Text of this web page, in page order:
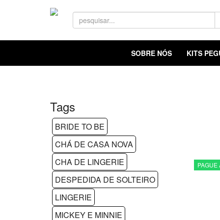
SOBRE NÓS KITS
Tags
BRIDE TO BE
CHÁ DE CASA NOVA
CHA DE LINGERIE
DESPEDIDA DE SOLTEIRO
LINGERIE
MICKEY E MINNIE
PAGUE